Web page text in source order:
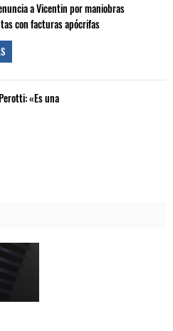
a Vicentin por maniobras
con facturas apócrifas
«Es una